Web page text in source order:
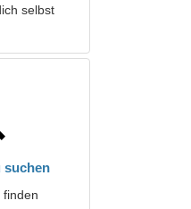
selbst
suchen
finden